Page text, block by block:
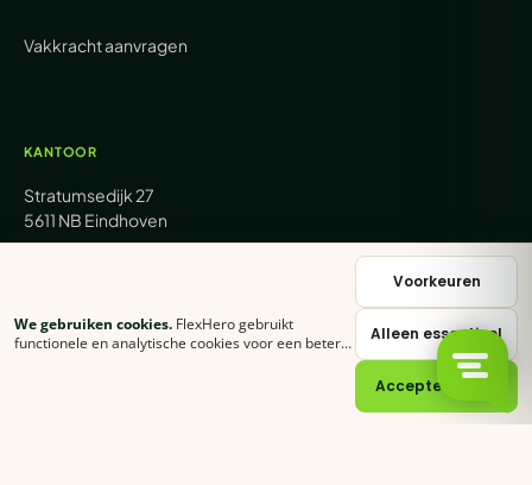
Vakkracht aanvragen
KANTOOR
Stratumsedijk 27
5611 NB Eindhoven
sales@flexhero.com
We gebruiken cookies. FlexHero gebruikt
functionele en analytische cookies voor een betere
Voorkeuren
Alleen essentieel
Accepteer alles